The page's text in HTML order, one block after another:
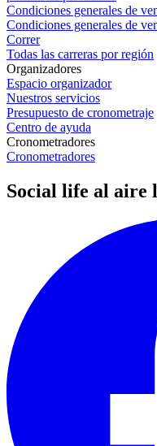
Condiciones generales de
Condiciones generales de
Correr
Todas las carreras por región
Organizadores
Espacio organizador
Nuestros servicios
Presupuesto de cronometraje
Centro de ayuda
Cronometradores
Cronometradores
Social life al aire